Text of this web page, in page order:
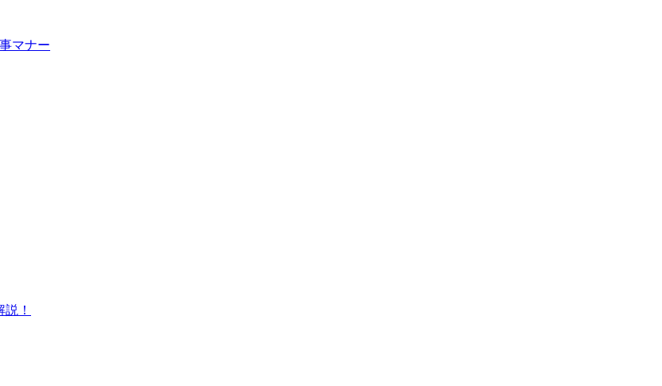
マナー
！